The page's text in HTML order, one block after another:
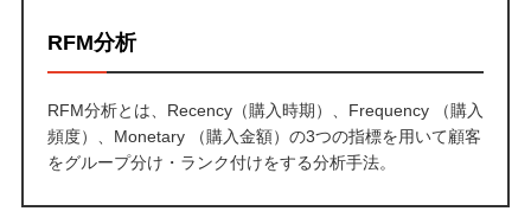
RFM分析
RFM分析とは、Recency（購入時期）、Frequency （購入
頻度）、Monetary （購入金額）の3つの指標を用いて顧客
をグループ分け・ランク付けをする分析手法。